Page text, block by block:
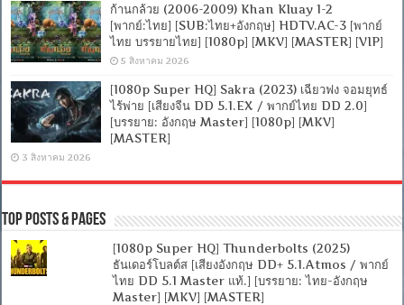
ก้านกล้วย (2006-2009) Khan Kluay 1-2
[พากย์:ไทย] [SUB:ไทย+อังกฤษ] HDTV.AC-3 [พากย์
ไทย บรรยายไทย] [1080p] [MKV] [MASTER] [VIP]
5 สิงหาคม 2026
[1080p Super HQ] Sakra (2023) เฉียวฟง จอมยุทธ์
ไร้พ่าย [เสียงจีน DD 5.1.EX / พากย์ไทย DD 2.0]
[บรรยาย: อังกฤษ Master] [1080p] [MKV]
[MASTER]
3 สิงหาคม 2026
Top Posts & Pages
[1080p Super HQ] Thunderbolts (2025)
ธันเดอร์โบลต์ส [เสียงอังกฤษ DD+ 5.1.Atmos / พากย์
ไทย DD 5.1 Master แท้.] [บรรยาย: ไทย-อังกฤษ
Master] [MKV] [MASTER]